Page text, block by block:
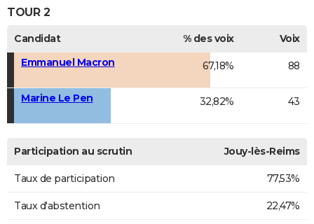
Bricolage
Lifestyle
Culture
Sport
Auto
Television
Voyage
Cinema
TOUR 2
Candidat % des voix
Voix
Emmanuel Macron
67,18% 88
Marine Le Pen 32,82% 43
Participation au scrutin Jouy-lès-Reims
Taux de participation 77,53%
Taux d'abstention 22,47%